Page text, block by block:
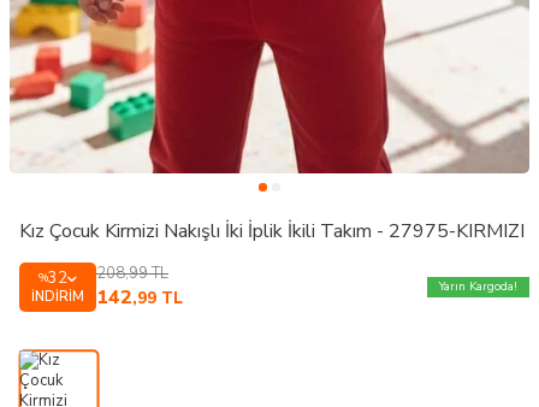
Kız Çocuk Kirmizi Nakışlı İki İplik İkili Takım - 27975-KIRMIZI
%32
İNDIRIM
208,99TL
142,99 TL
Yarın Kargoda!